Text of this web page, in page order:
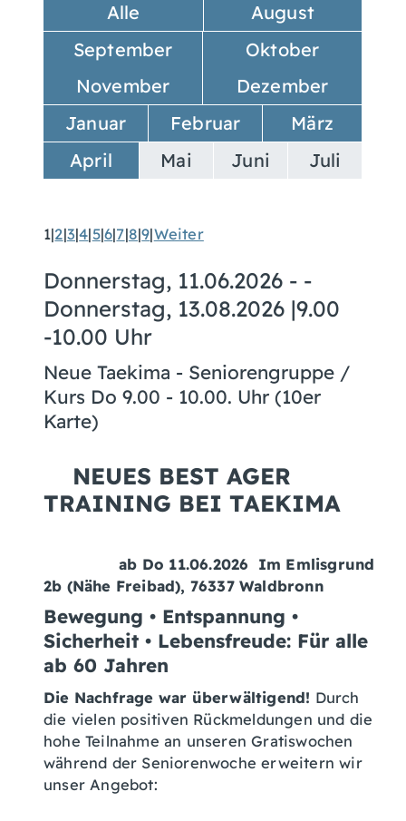
Alle
August
September
Oktober
November
Dezember
Januar
Februar
März
April
Mai Juni Juli
1|2|3|4|5|6|7|8|9|Weiter
Donnerstag, 11.06.2026 - -
Donnerstag, 13.08.2026 |9.00
-10.00 Uhr
Neue Taekima - Seniorengruppe /
Kurs Do 9.00 - 10.00. Uhr (10er
Karte)
NEUES BEST AGER
TRAINING BEI TAEKIMA
ab Do 11.06.2026 Im Emlisgrund
2b (Nähe Freibad), 76337 Waldbronn
Bewegung • Entspannung •
Sicherheit • Lebensfreude: Für alle
ab 60 Jahren
Die Nachfrage war überwältigend! Durch
die vielen positiven Rückmeldungen und die
hohe Teilnahme an unseren Gratiswochen
während der Seniorenwoche erweitern wir
unser Angebot: